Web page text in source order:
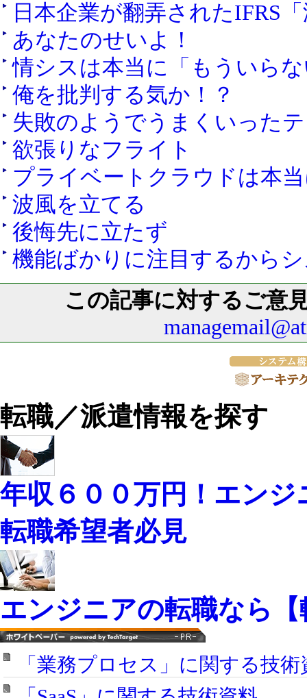
日本企業が翻弄されたIFRS
あなたのせいよ！
情シスは本当に「もういら
俺を批判する気か！？
失敗のようでうまくいった
欲張りなフライト
プライベートクラウドは本
波風を立てる
後悔先に立たず
機能ばかりに注目するから
この記事に対するご意
転職／派遣情報を探す
年収６００万円！エン
転職希望者必見
エンジニアの転職なら
「業務プロセス」に関する技術